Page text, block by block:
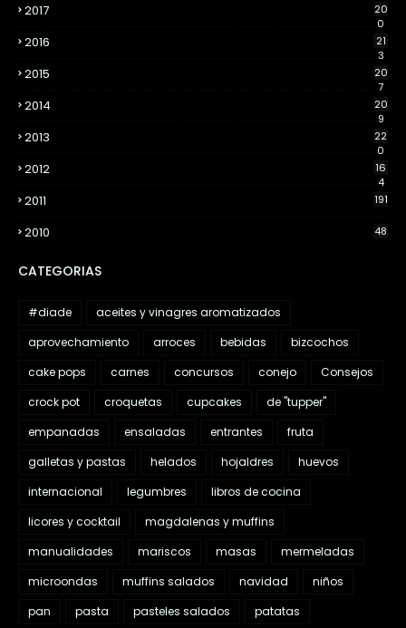
2017
20
0
2016
21
3
2015
20
7
2014
20
9
2013
22
0
2012
16
4
2011 191
2010 48
CATEGORIAS
#diade
aceites y vinagres aromatizados
aprovechamiento
arroces bebidas
bizcochos
cake pops
carnes concursos conejo
Consejos
crock pot
croquetas cupcakes
de "tupper"
empanadas
ensaladas entrantes
fruta
galletas y pastas
helados hojaldres
huevos
internacional
legumbres
libros de cocina
licores y cocktail
magdalenas y muffins
manualidades
mariscos masas
mermeladas
microondas
muffins salados navidad
niños
pan
pasta pasteles salados
patatas